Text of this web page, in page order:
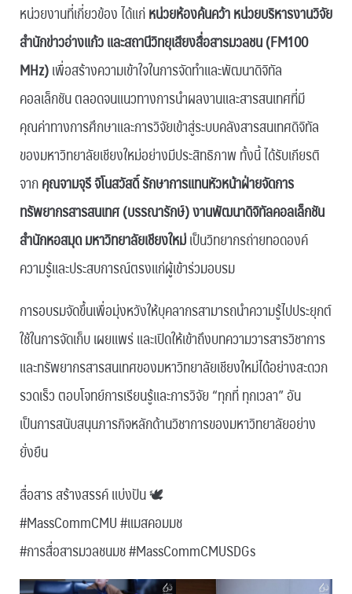
หน่วยงานที่เกี่ยวข้อง ได้แก่หน่วยห้องค้นคว้า หน่วยบริหารงานวิจัย
สำนักข่าวอ่างแก้ว และสถานีวิทยุเสียงสื่อสารมวลชน (FM100
MHz)เพื่อสร้างความเข้าใจในการจัดทำและพัฒนาดิจิทัล
คอลเล็กชัน ตลอดจนแนวทางการนำผลงานและสารสนเทศที่มี
คุณค่าทางการศึกษาและการวิจัยเข้าสู่ระบบคลังสารสนเทศดิจิทัล
ของมหาวิทยาลัยเชียงใหม่อย่างมีประสิทธิภาพ ทั้งนี้ ได้รับเกียรติ
จากคุณจามจุรี จิโนสวัสดิ์ รักษาการแทนหัวหน้าฝ่ายจัดการ
ทรัพยากรสารสนเทศ (บรรณารักษ์) งานพัฒนาดิจิทัลคอลเล็กชัน
สำนักหอสมุด มหาวิทยาลัยเชียงใหม่เป็นวิทยากรถ่ายทอดองค์
ความรู้และประสบการณ์ตรงแก่ผู้เข้าร่วมอบรม
การอบรมจัดขึ้นเพื่อมุ่งหวังให้บุคลากรสามารถนำความรู้ไปประยุกต์
ใช้ในการจัดเก็บ เผยแพร่ และเปิดให้เข้าถึงบทความวารสารวิชาการ
และทรัพยากรสารสนเทศของมหาวิทยาลัยเชียงใหม่ได้อย่างสะดวก
รวดเร็ว ตอบโจทย์การเรียนรู้และการวิจัย “ทุกที่ ทุกเวลา” อัน
เป็นการสนับสนุนภารกิจหลักด้านวิชาการของมหาวิทยาลัยอย่าง
ยั่งยืน
สื่อสาร สร้างสรรค์ แบ่งปัน 🕊
#MassCommCMU #แมสคอมมช
#การสื่อสารมวลชนมช #MassCommCMUSDGs